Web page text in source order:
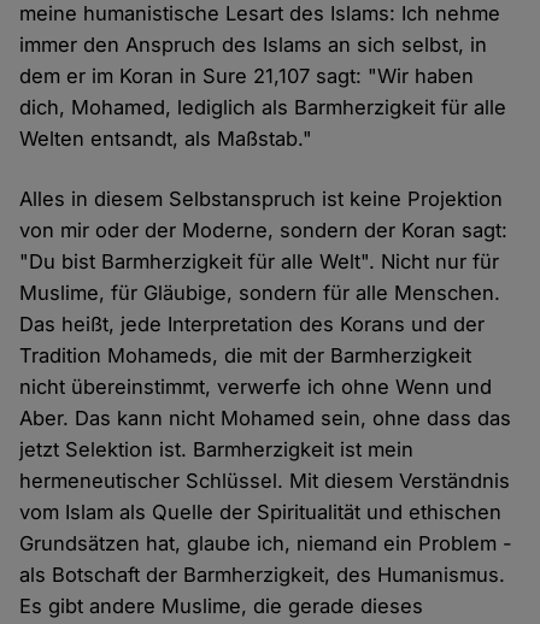
meine humanistische Lesart des Islams: Ich nehme
immer den Anspruch des Islams an sich selbst, in
dem er im Koran in Sure 21,107 sagt: "Wir haben
dich, Mohamed, lediglich als Barmherzigkeit für alle
Welten entsandt, als Maßstab."
Alles in diesem Selbstanspruch ist keine Projektion
von mir oder der Moderne, sondern der Koran sagt:
"Du bist Barmherzigkeit für alle Welt". Nicht nur für
Muslime, für Gläubige, sondern für alle Menschen.
Das heißt, jede Interpretation des Korans und der
Tradition Mohameds, die mit der Barmherzigkeit
nicht übereinstimmt, verwerfe ich ohne Wenn und
Aber. Das kann nicht Mohamed sein, ohne dass das
jetzt Selektion ist. Barmherzigkeit ist mein
hermeneutischer Schlüssel. Mit diesem Verständnis
vom Islam als Quelle der Spiritualität und ethischen
Grundsätzen hat, glaube ich, niemand ein Problem -
als Botschaft der Barmherzigkeit, des Humanismus.
Es gibt andere Muslime, die gerade dieses